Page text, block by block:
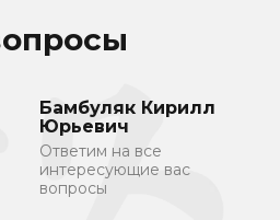
Бамбуляк Кирилл
Юрьевич
Ответим на все
интересующие вас
вопросы